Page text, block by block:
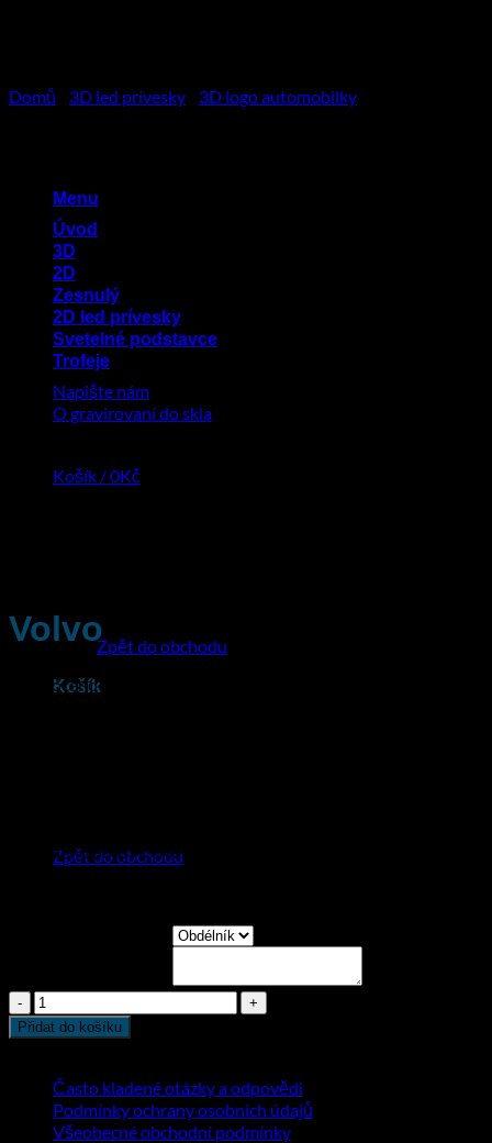
Menu
Úvod
3D
2D
Zesnulý
2D led prívesky
Svetelné podstavce
Trofeje
Napište nám
O gravirovaní do skla
Košík /0Kč
Zpět do obchodu
Košík
Zpět do obchodu
Domů 3D led prívesky 3D logo automobilky
Volvo
Hodnoceno
červeného podsvícení.
Potěš nejbližšího tímto jedinečným dárkem, který ti vyrobíme
Volvo
množství
Přidat do košíku
Často kladené otázky a odpovědi
Podmínky ochrany osobních údajů
Všeobecné obchodní podmínky